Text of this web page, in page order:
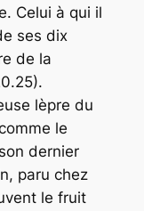
Celui à qui il
ses dix
de la
lèpre du
le
dernier
, paru chez
le fruit